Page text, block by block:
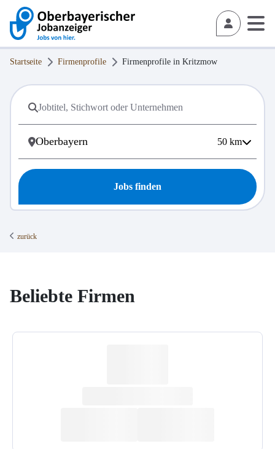
Startseite Firmenprofile Firmenprofile in Kritzmow
50 km
Jobs finden
zurück
Beliebte Firmen